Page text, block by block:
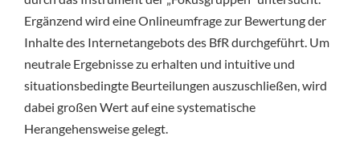
Ergänzend wird eine Onlineumfrage zur Bewertung der
Inhalte des Internetangebots des BfR durchgeführt. Um
neutrale Ergebnisse zu erhalten und intuitive und
situationsbedingte Beurteilungen auszuschließen, wird
dabei großen Wert auf eine systematische
Herangehensweise gelegt.